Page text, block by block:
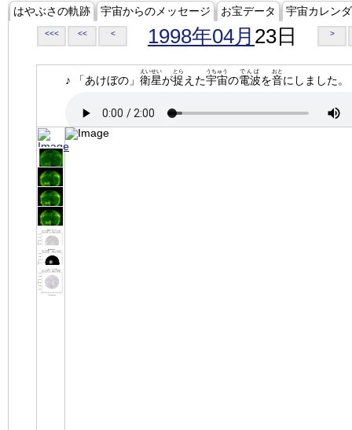
はやぶさの軌跡 宇宙からのメッセージ お宝データ 宇宙カレン
<<< << < 1998年04月 23日 >
♪ 「あけぼの」 衛星
えいせい
が捉
とら
えた宇宙
うちゅう
の電波
でんぱ
を音
おと
にしました。